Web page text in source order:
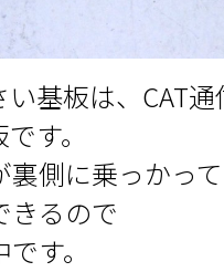
基板は、CAT通
す。
裏側に乗っかっ
きるので
す。